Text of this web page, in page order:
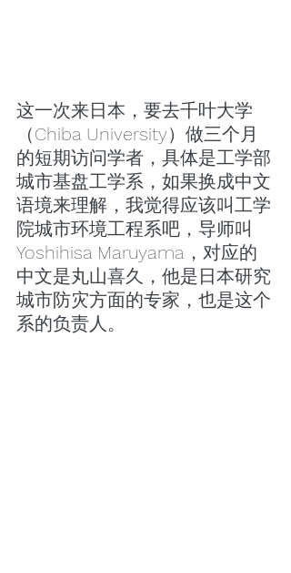
这一次来日本，要去千叶大学
（Chiba University）做三个月
的短期访问学者，具体是工学部
城市基盘工学系，如果换成中文
语境来理解，我觉得应该叫工学
院城市环境工程系吧，导师叫
Yoshihisa Maruyama，对应的
中文是丸山喜久，他是日本研究
城市防灾方面的专家，也是这个
系的负责人。